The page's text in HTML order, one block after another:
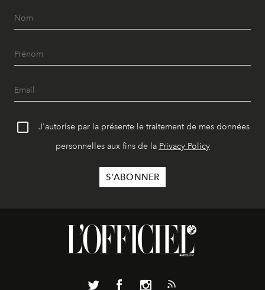
J'autorise par la présente le traitement de mes données
personnelles aux fins de la Privacy Policy